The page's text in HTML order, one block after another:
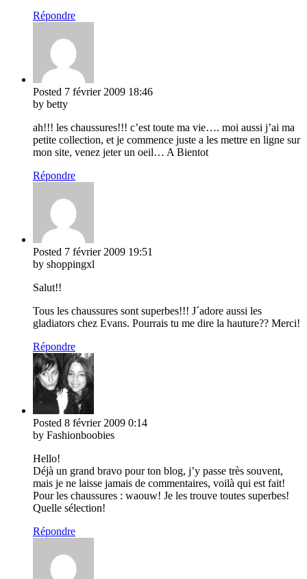
Répondre
Posted 7 février 2009 18:46
by betty
ah!!! les chaussures!!! c’est toute ma vie…. moi aussi j’ai ma
petite collection, et je commence juste a les mettre en ligne sur
mon site, venez jeter un oeil… A Bientot
Répondre
Posted 7 février 2009 19:51
by shoppingxl
Salut!!
Tous les chaussures sont superbes!!! J´adore aussi les
gladiators chez Evans. Pourrais tu me dire la hauture?? Merci!
Répondre
Posted 8 février 2009 0:14
by Fashionboobies
Hello!
Déjà un grand bravo pour ton blog, j’y passe très souvent,
mais je ne laisse jamais de commentaires, voilà qui est fait!
Pour les chaussures : waouw! Je les trouve toutes superbes!
Quelle sélection!
Répondre